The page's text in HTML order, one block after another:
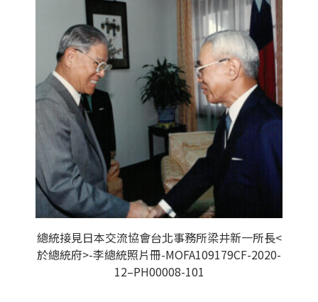
總統接見日本交流協會台北事務所梁井新一所長<
於總統府>-李總統照片冊-MOFA109179CF-2020-
12–PH00008-101